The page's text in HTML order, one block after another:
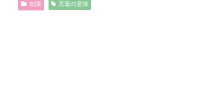
知識 言葉の意味